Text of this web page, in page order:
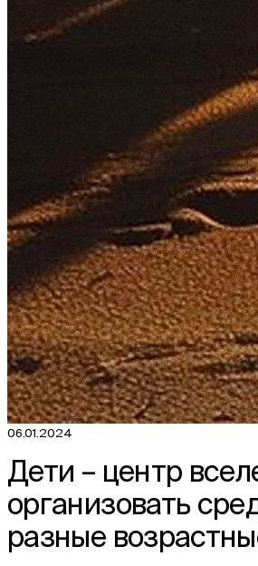
06.01.2024
Дети – центр
организовать
разные